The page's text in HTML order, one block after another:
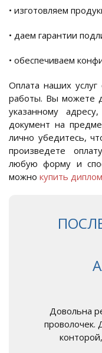
• изготовляем
• даем гарантии
• обеспечиваем
Оплата наших услуг
работы. Вы можете
указанному
документ на
лично убедитесь,
произведете
любую форму и
можно купить
Довольна
проволочек.